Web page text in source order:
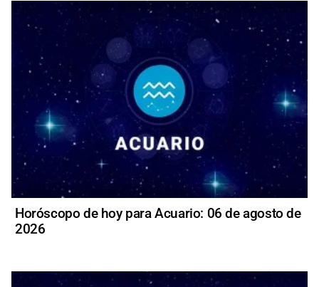
Horóscopo de hoy para Acuario: 06 de agosto de
2026